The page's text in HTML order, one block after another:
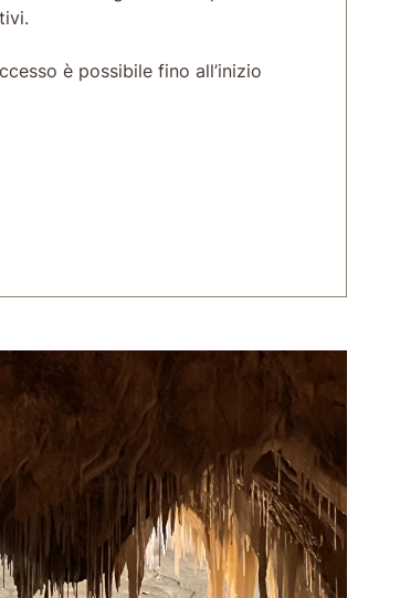
è possibile fino all’inizio